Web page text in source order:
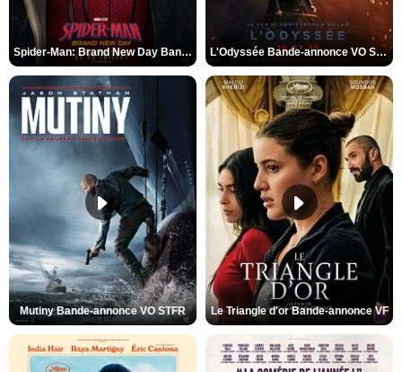
Spider-Man: Brand New Day Bande-annonce VO STFR L'Odyssée Bande-annonce VO STFR
Mutiny Bande-annonce VO STFR Le Triangle d'or Bande-annonce VF